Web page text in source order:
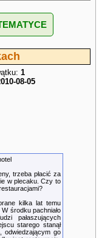
1
08-05
trzeba płacić za
w plecaku. Czy to
kilka lat temu
środku pachniało
pałaszujących
starego stanął
odwiedzającym go